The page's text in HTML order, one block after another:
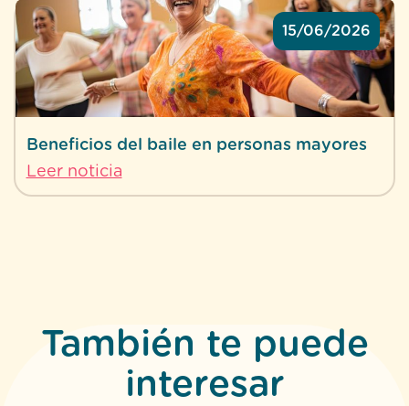
15/06/2026
Beneficios del baile en personas mayores
Leer noticia
También te puede
interesar